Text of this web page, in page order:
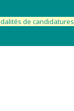
de candidatures